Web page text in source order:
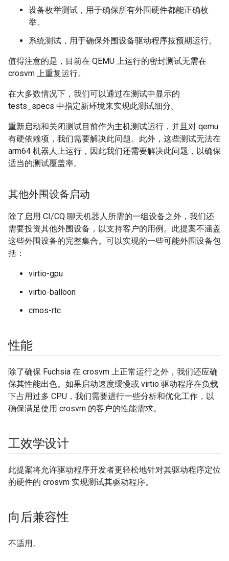
设备枚举测试，用于确保所有外围硬件都能正确枚
举。
系统测试，用于确保外围设备驱动程序按预期运行。
值得注意的是，目前在 QEMU 上运行的密封测试无需在
crosvm 上重复运行。
在大多数情况下，我们可以通过在测试中显示的
tests_specs 中指定新环境来实现此测试细分。
重新启动和关闭测试目前作为主机测试运行，并且对 qemu
有硬依赖项，我们需要解决此问题。此外，这些测试无法在
arm64 机器人上运行，因此我们还需要解决此问题，以确保
适当的测试覆盖率。
其他外围设备启动
除了启用 CI/CQ 聊天机器人所需的一组设备之外，我们还
需要投资其他外围设备，以支持客户的用例。此提案不涵盖
这些外围设备的完整集合。可以实现的一些可能外围设备包
括：
virtio-gpu
virtio-balloon
cmos-rtc
性能
除了确保 Fuchsia 在 crosvm 上正常运行之外，我们还应确
保其性能出色。如果启动速度缓慢或 virtio 驱动程序在负载
下占用过多 CPU，我们需要进行一些分析和优化工作，以
确保满足使用 crosvm 的客户的性能需求。
工效学设计
此提案将允许驱动程序开发者更轻松地针对其驱动程序定位
的硬件的 crosvm 实现测试其驱动程序。
向后兼容性
不适用。